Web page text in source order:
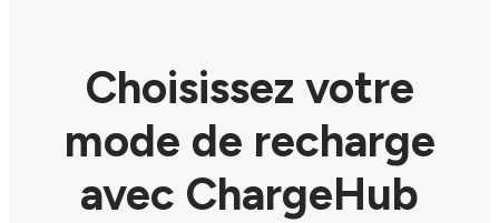
Choisissez votre
mode de recharge
avec ChargeHub